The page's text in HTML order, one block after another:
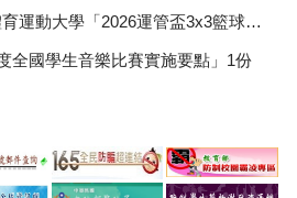
運動大學「2026運管盃3x3籃球賽」
全國學生音樂比賽實施要點」1份